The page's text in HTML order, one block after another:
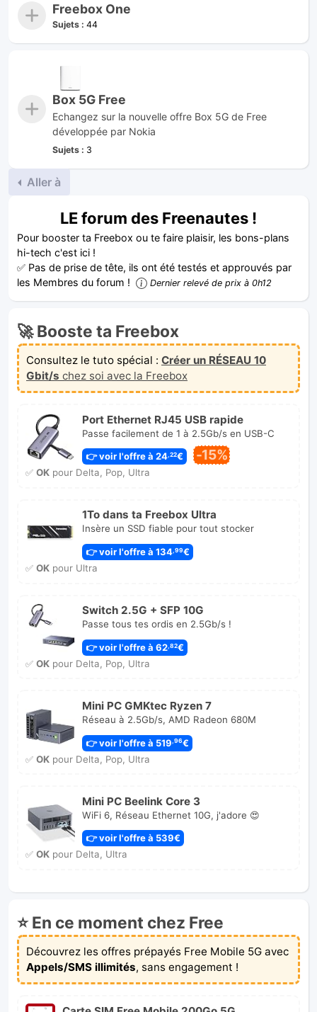
Freebox One
Sujets : 44
Box 5G Free
Echangez sur la nouvelle offre Box 5G de Free
développée par Nokia
Sujets : 3
Aller à
LE forum des Freenautes !
Pour booster ta Freebox ou te faire plaisir, les bons-plans
hi-tech c'est ici !
✅ Pas de prise de tête, ils ont été testés et approuvés par
les Membres du forum !
Dernier relevé de prix à 0h12
🚀 Booste ta Freebox
Consultez le tuto spécial : Créer un RÉSEAU 10
Gbit/s chez soi avec la Freebox
Port Ethernet RJ45 USB rapide
Passe facilement de 1 à 2.5Gb/s en USB-C
👉 voir l'offre à 24 ,22€ -15%
✅ OKpour Delta, Pop, Ultra
1To dans ta Freebox Ultra
Insère un SSD fiable pour tout stocker
👉 voir l'offre à 134 ,99€
✅ OKpour Ultra
Switch 2.5G + SFP 10G
Passe tous tes ordis en 2.5Gb/s !
👉 voir l'offre à 62,82€
✅ OKpour Delta, Pop, Ultra
Mini PC GMKtec Ryzen 7
Réseau à 2.5Gb/s, AMD Radeon 680M
👉 voir l'offre à 519 ,96€
✅ OKpour Delta, Pop, Ultra
Mini PC Beelink Core 3
WiFi 6, Réseau Ethernet 10G, j'adore 😍
👉 voir l'offre à 539€
✅ OKpour Delta, Ultra
⭐ En ce moment chez Free
Découvrez les offres prépayés Free Mobile 5G avec
Appels/SMS illimités, sans engagement !